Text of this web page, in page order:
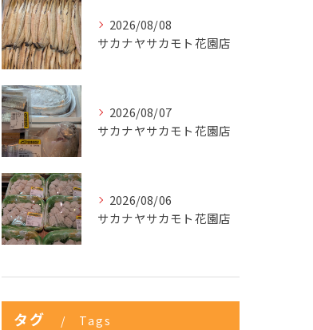
2026/08/08
サカナヤサカモト花園店
2026/08/07
サカナヤサカモト花園店
2026/08/06
サカナヤサカモト花園店
タグ Tags